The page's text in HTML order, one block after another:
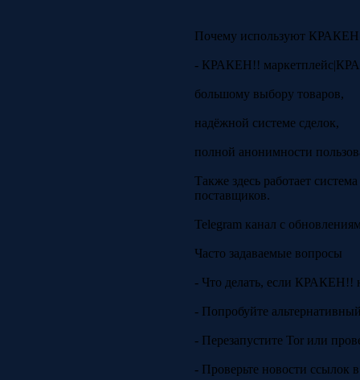
Почему используют
- КРАКЕН!!
большому выбору товаров,
надёжной системе сделок,
полной анонимности
Также здесь работает
поставщиков.
Telegram канал с
Часто задаваемые вопросы
- Что делать, если КРАКЕН!!
- Попробуйте
- Перезапустите Tor или
- Проверьте новости ссылок